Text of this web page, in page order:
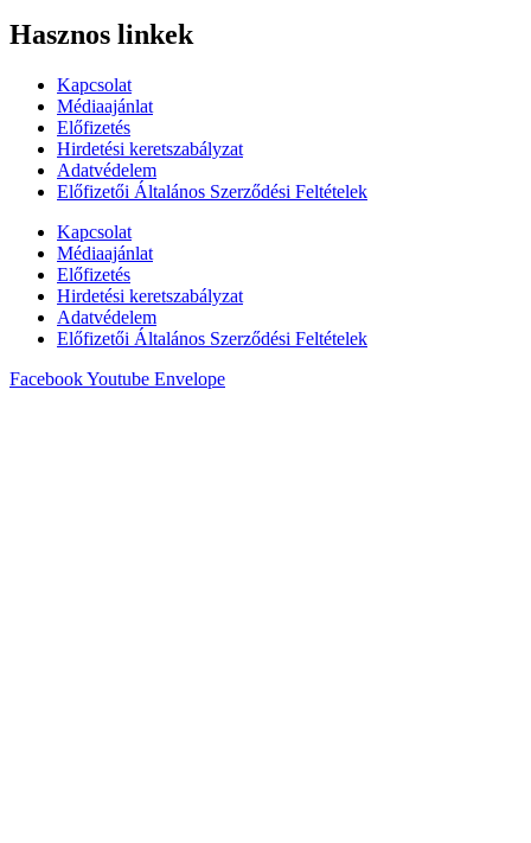
Hasznos linkek
Kapcsolat
Médiaajánlat
Előfizetés
Hirdetési keretszabályzat
Adatvédelem
Előfizetői Általános Szerződési Feltételek
Kapcsolat
Médiaajánlat
Előfizetés
Hirdetési keretszabályzat
Adatvédelem
Előfizetői Általános Szerződési Feltételek
FacebookYoutube Envelope